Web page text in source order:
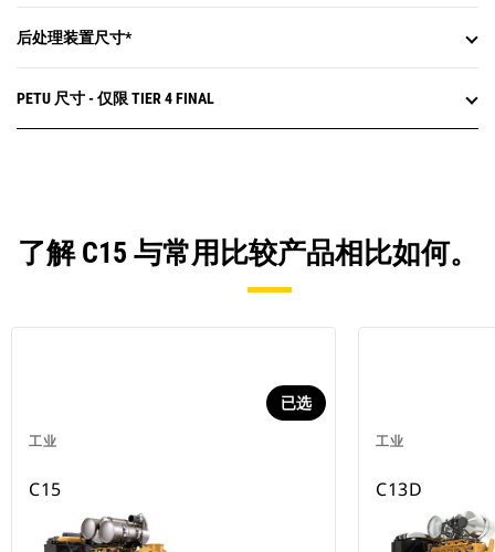
后处理装置尺寸*
PETU 尺寸 - 仅限 TIER 4 FINAL
了解 C15 与常用比较产品相比如何。
工业
已选
C15
工业
C13D